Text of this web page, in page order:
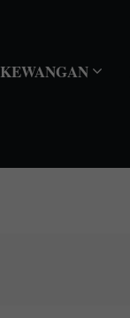
KEWANGAN